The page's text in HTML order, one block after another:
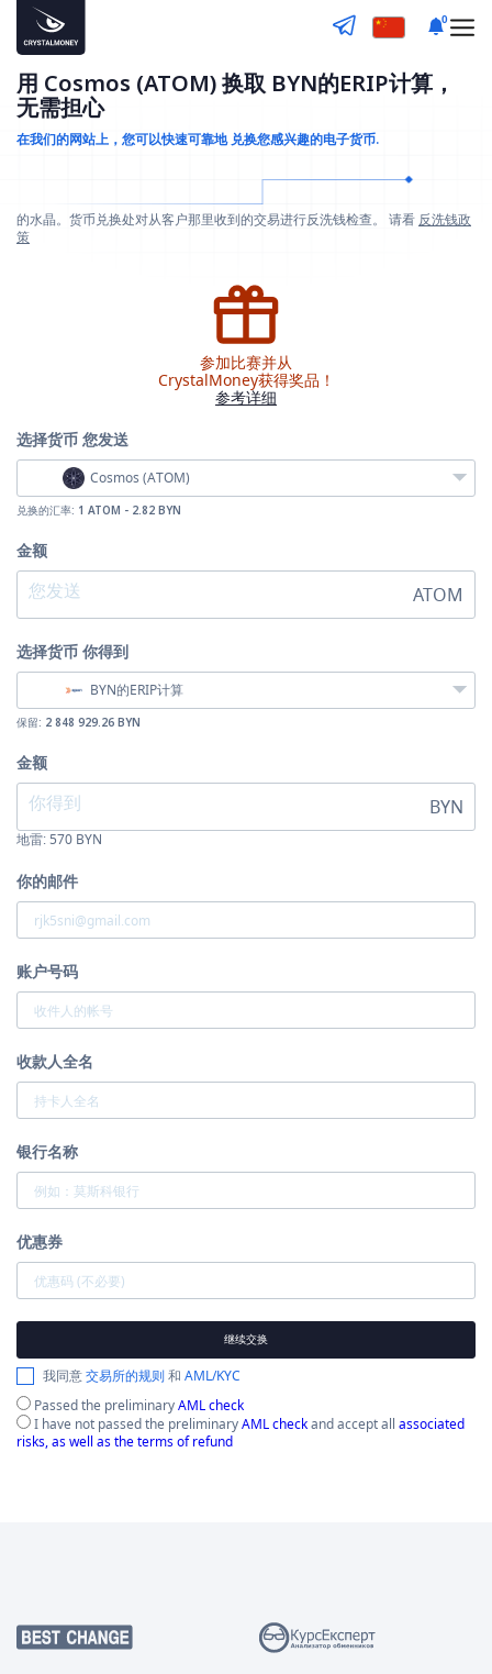
0
用 Cosmos (ATOM) 换取 BYN的ERIP计算，
无需担心
在我们的网站上，您可以快速可靠地 兑换您感兴趣的电子货币.
的水晶。货币兑换处对从客户那里收到的交易进行反洗钱检查。 请看 反洗钱政
策
参加比赛并从
CrystalMoney获得奖品！
参考详细
选择货币 您发送
Cosmos (ATOM)
兑换的汇率: 1 ATOM - 2.82 BYN
金额
ATOM
选择货币 你得到
BYN的ERIP计算
保留: 2 848 929.26 BYN
金额
BYN
地雷: 570 BYN
你的邮件
账户号码
收款人全名
银行名称
优惠券
继续交换
我同意交易所的规则和 AML/KYC
Passed the preliminaryAML check
I have not passed the preliminaryAML checkand accept all associated
risks, as well as the terms of refund